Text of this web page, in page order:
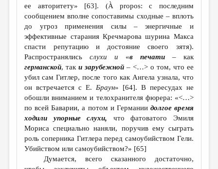
ее авторитету» [63]. (À propos: с последним
сообщением вполне сопоставимы сходные – вплоть
до угроз применения силы – энергичные и
эффективные старания Кречмарова шурина Макса
спасти репутацию и достояние своего зятя).
Распространялисьслухи и «в печати– как
германской, таки зарубежной – <…> о том, что ее
убил сам Гитлер, после того как Ангела узнала, что
он встречается с Е. Браун» [64]. В пересудах не
обошли вниманием и телохранителя фюрера: «<…>
по всей Баварии, а потом и Германии долгое время
ходили упорные слухи, что фатоватого Эмиля
Мориса специально наняли, поручив ему сыграть
роль соперника Гитлера перед самоубийством Гели.
Убийством или самоубийством?» [65]
Думается, всего сказанного достаточно,